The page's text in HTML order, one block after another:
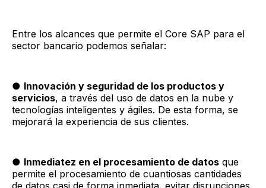
Entre los alcances que permite el Core SAP para el
sector bancario podemos señalar:
● Innovación y seguridad de los productos y
servicios, a través del uso de datos en la nube y
tecnologías inteligentes y ágiles. De esta forma, se
mejorará la experiencia de sus clientes.
● Inmediatez en el procesamiento de datos que
permite el procesamiento de cuantiosas cantidades
de datos casi de forma inmediata, evitar disrupciones